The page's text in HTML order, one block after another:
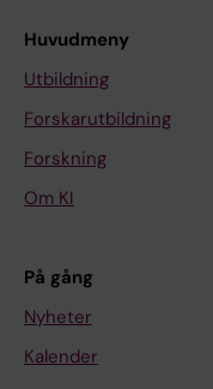
Huvudmeny
Utbildning
Forskarutbildning
Forskning
Om KI
På gång
Nyheter
Kalender